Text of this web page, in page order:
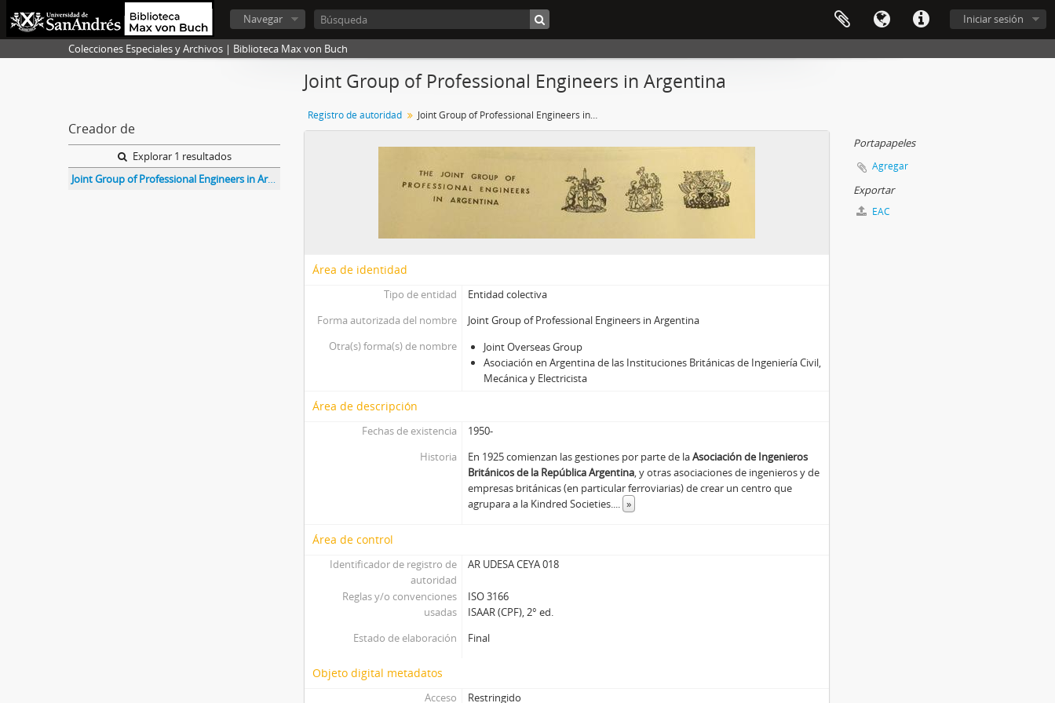
Iniciar sesión
Navegar
Colecciones Especiales y Archivos | Biblioteca Max von Buch
Creador de
Explorar 1 resultados
Joint Group of Professional Engineers in Argentina
Joint Group of Professional Engineers in Argentina
Registro de autoridad Joint Group of Professional Engineers in Argentina
Área de identidad
Tipo de entidad
Entidad colectiva
Forma autorizada del nombre
Joint Group of Professional Engineers in Argentina
Otra(s) forma(s) de nombre
Joint Overseas Group
Asociación en Argentina de las Instituciones Británicas de Ingeniería Civil,
Mecánica y Electricista
Área de descripción
Fechas de existencia
1950-
Historia
En 1925 comienzan las gestiones por parte de laAsociación de Ingenieros
Británicos de la República Argentina, y otras asociaciones de ingenieros y de
empresas británicas (en particular ferroviarias) de crear un centro que
agrupara a la Kindred Societies.... »
Área de control
Identificador de registro de
autoridad
AR UDESA CEYA 018
Reglas y/o convenciones
usadas
ISO 3166
ISAAR (CPF), 2° ed.
Estado de elaboración
Final
Objeto digital metadatos
Acceso Restringido
Portapapeles
Agregar
Exportar
EAC